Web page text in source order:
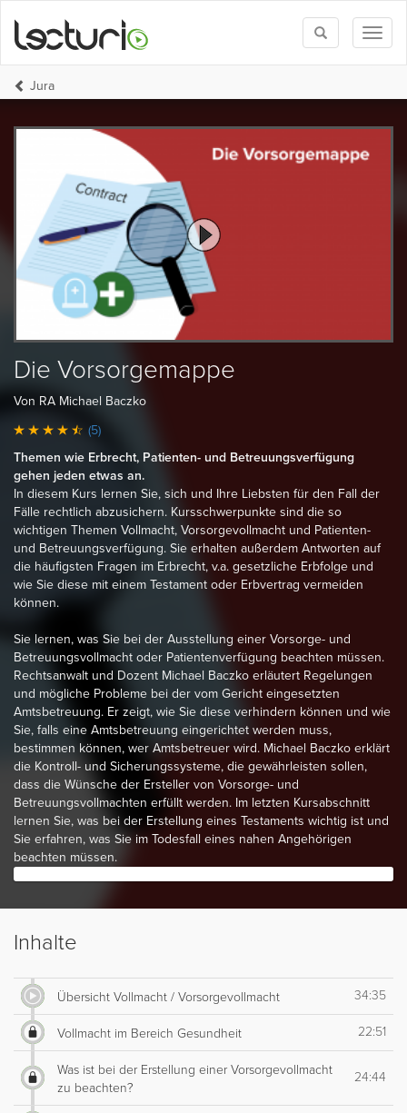
Toggle
search
Jura
Die Vorsorgemappe
Von RA Michael Baczko
(5)
Themen wie Erbrecht, Patienten- und Betreuungsverfügung
gehen jeden etwas an.
In diesem Kurs lernen Sie, sich und Ihre Liebsten für den Fall der
Fälle rechtlich abzusichern. Kursschwerpunkte sind die so
wichtigen Themen Vollmacht, Vorsorgevollmacht und Patienten-
und Betreuungsverfügung. Sie erhalten außerdem Antworten auf
die häufigsten Fragen im Erbrecht, v.a. gesetzliche Erbfolge und
wie Sie diese mit einem Testament oder Erbvertrag vermeiden
können.
Sie lernen, was Sie bei der Ausstellung einer Vorsorge- und
Betreuungsvollmacht oder Patientenverfügung beachten müssen.
Rechtsanwalt und Dozent Michael Baczko erläutert Regelungen
und mögliche Probleme bei der vom Gericht eingesetzten
Amtsbetreuung. Er zeigt, wie Sie diese verhindern können und wie
Sie, falls eine Amtsbetreuung eingerichtet werden muss,
bestimmen können, wer Amtsbetreuer wird. Michael Baczko erklärt
die Kontroll- und Sicherungssysteme, die gewährleisten sollen,
dass die Wünsche der Ersteller von Vorsorge- und
Betreuungsvollmachten erfüllt werden. Im letzten Kursabschnitt
lernen Sie, was bei der Erstellung eines Testaments wichtig ist und
Sie erfahren, was Sie im Todesfall eines nahen Angehörigen
beachten müssen.
Inhalte
Übersicht Vollmacht / Vorsorgevollmacht 34:35
Vollmacht im Bereich Gesundheit 22:51
Was ist bei der Erstellung einer Vorsorgevollmacht
zu beachten?
24:44